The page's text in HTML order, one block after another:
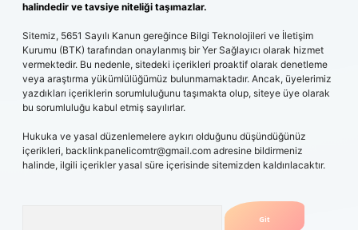
halindedir ve tavsiye niteliği taşımazlar.
Sitemiz, 5651 Sayılı Kanun gereğince Bilgi Teknolojileri ve İletişim
Kurumu (BTK) tarafından onaylanmış bir Yer Sağlayıcı olarak hizmet
vermektedir. Bu nedenle, sitedeki içerikleri proaktif olarak denetleme
veya araştırma yükümlülüğümüz bulunmamaktadır. Ancak, üyelerimiz
yazdıkları içeriklerin sorumluluğunu taşımakta olup, siteye üye olarak
bu sorumluluğu kabul etmiş sayılırlar.
Hukuka ve yasal düzenlemelere aykırı olduğunu düşündüğünüz
içerikleri, backlinkpanelicomtr@gmail.com adresine bildirmeniz
halinde, ilgili içerikler yasal süre içerisinde sitemizden kaldırılacaktır.